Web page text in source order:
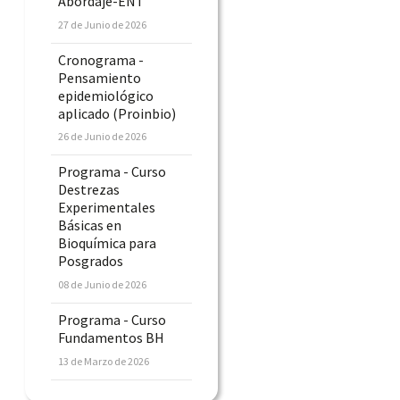
27 de Junio de 2026
Cronograma -
Pensamiento
epidemiológico
aplicado (Proinbio)
26 de Junio de 2026
Programa - Curso
Destrezas
Experimentales
Básicas en
Bioquímica para
Posgrados
08 de Junio de 2026
Programa - Curso
Fundamentos BH
13 de Marzo de 2026